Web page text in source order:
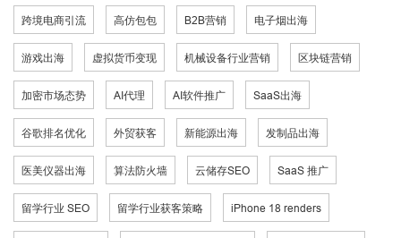
跨境电商引流 高仿包包 B2B营销 电子烟出海
游戏出海 虚拟货币变现 机械设备行业营销 区块链营销
加密市场态势 AI代理 AI软件推广 SaaS出海
谷歌排名优化 外贸获客 新能源出海 发制品出海
医美仪器出海 算法防火墙 云储存SEO SaaS 推广
留学行业 SEO 留学行业获客策略 iPhone 18 renders